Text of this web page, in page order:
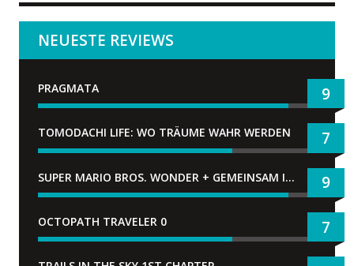
NEUESTE REVIEWS
PRAGMATA 9
TOMODACHI LIFE: WO TRÄUME WAHR WERDEN 7
SUPER MARIO BROS. WONDER + GEMEINSAM IM BELLABEL-PARK 9
OCTOPATH TRAVELER 0 7